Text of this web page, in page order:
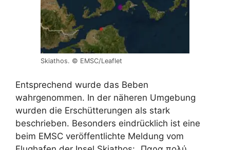
Skiathos. © EMSC/Leaflet
Entsprechend wurde das Beben
wahrgenommen. In der näheren Umgebung
wurden die Erschütterungen als stark
beschrieben. Besonders eindrücklich ist eine
beim EMSC veröffentlichte Meldung vom